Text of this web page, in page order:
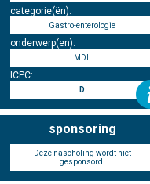
Registreren
Inloggen
categorie(ën):
Gastro-enterologie
onderwerp(en):
MDL
ICPC:
D
sponsoring
Deze nascholing wordt niet
gesponsord.